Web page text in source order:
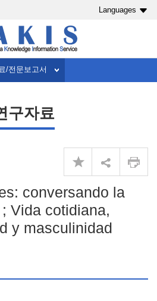
Languages
/전문보고서
구자료
conversando la
Vida cotidiana,
y masculinidad